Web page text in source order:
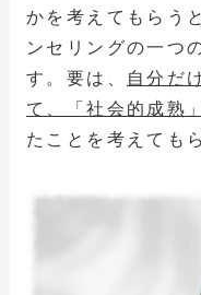
かを考えてもらう
ンセリングの一つ
す。要は、 自分だ
て、「社会的成熟
たことを考えても